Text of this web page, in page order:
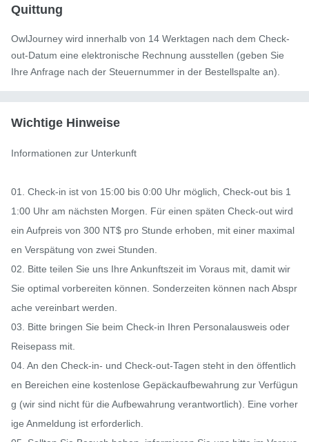
Quittung
OwlJourney wird innerhalb von 14 Werktagen nach dem Check-
out-Datum eine elektronische Rechnung ausstellen (geben Sie
Ihre Anfrage nach der Steuernummer in der Bestellspalte an).
Wichtige Hinweise
Informationen zur Unterkunft
01. Check-in ist von 15:00 bis 0:00 Uhr möglich, Check-out bis 1
1:00 Uhr am nächsten Morgen. Für einen späten Check-out wird
ein Aufpreis von 300 NT$ pro Stunde erhoben, mit einer maximal
en Verspätung von zwei Stunden.
02. Bitte teilen Sie uns Ihre Ankunftszeit im Voraus mit, damit wir
Sie optimal vorbereiten können. Sonderzeiten können nach Abspr
ache vereinbart werden.
03. Bitte bringen Sie beim Check-in Ihren Personalausweis oder
Reisepass mit.
04. An den Check-in- und Check-out-Tagen steht in den öffentlich
en Bereichen eine kostenlose Gepäckaufbewahrung zur Verfügun
g (wir sind nicht für die Aufbewahrung verantwortlich). Eine vorher
ige Anmeldung ist erforderlich.